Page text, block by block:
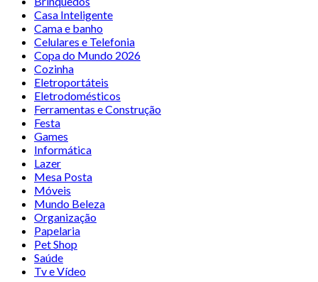
Casa Inteligente
Cama e banho
Celulares e Telefonia
Copa do Mundo 2026
Cozinha
Eletroportáteis
Eletrodomésticos
Ferramentas e Construção
Festa
Games
Informática
Lazer
Mesa Posta
Móveis
Mundo Beleza
Organização
Papelaria
Pet Shop
Saúde
Tv e Vídeo